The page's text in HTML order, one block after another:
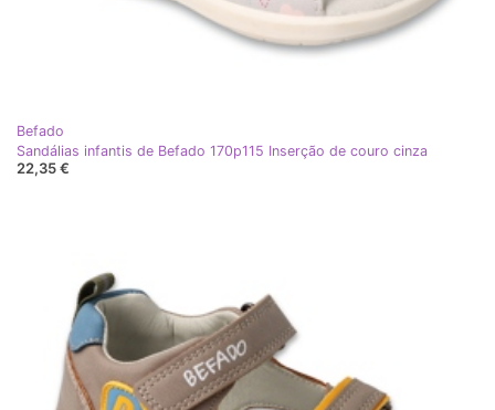
Befado
Sandálias infantis de Befado 170p115 Inserção de couro cinza
22,35 €